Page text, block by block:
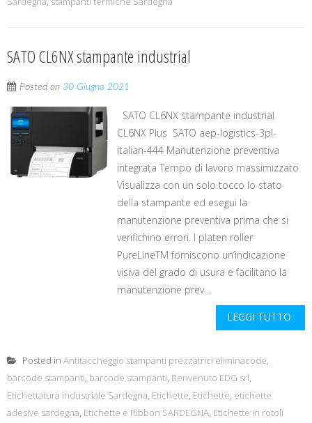
SATO CL6NX stampante industrial
Posted on 30 Giugno 2021
SATO CL6NX stampante industrial
CL6NX Plus SATO aep-logistics-3pl-
italian-444 Manutenzione preventiva
integrata Tempo di lavoro massimizzato
Visualizza con un solo tocco lo stato
della stampante ed esegui la
manutenzione preventiva prima che si
verifichino errori. I platen roller
PureLineTM forniscono un’indicazione
visiva del grado di usura e facilitano la
manutenzione prev...
LEGGI TUTTO
Posted in Antitaccheggio stampanti prezzatrici eliminacode,
barcode stampanti, barcode stampanti, Benvenuto EDG srl,
Etichettatura industriale Sardegna, Etichette, Etichette, etichette
adesive sardegna, Etichette e Ribbon SARDEGNA, Etichette in rotoli